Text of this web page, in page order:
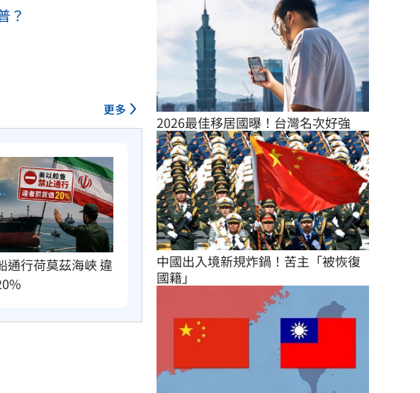
？
更多
通行荷莫茲海峽 違
2026最佳移居國曝！台灣名次好強
中國出入境新規炸鍋！苦主「被恢復
國籍」